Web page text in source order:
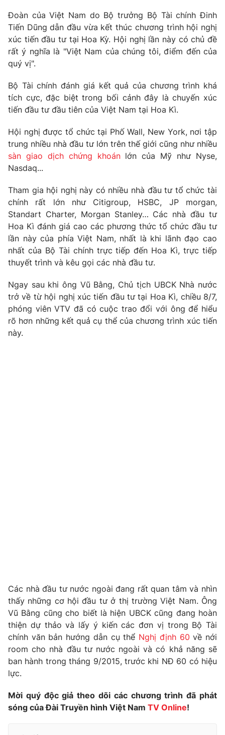
Câu chuyện quốc tế
Thị trường
Góc doanh nghiệp
Dữ liệu và đời sống
Truyền hình
Phim VTV
Hậu trường
Nhân vật
Giải sao mai
Giải trí
Điện ảnh
Âm nhạc
Sao
Đời sống
Làm đẹp
Chất lượng cuộc sống
Giáo dục
Tuyển sinh
Học trực tuyến
Công nghệ
Sản phẩm
Thị trường
Tư vấn
Giao lưu trực tuyến
Lịch phát sóng
Chuyên mục khác
Photo Infographic
Video
Theo dõi báo trên
Cơ quan chủ quản:Đài Truyền hình Việt Nam
Cơ quan báo chí: Thời báo VTV
Giấy phép hoạt động báo in và báo điện tử số 483/GP-BTTTT
cấp ngày 29/12/2023
Phó Tổng Biên tập:
Nguyễn Thị Mỹ Hạnh, Phạm Quốc Thắng,
Nguyễn Trọng Ninh
Đoàn của Việt Nam do Bộ trưởng Bộ Tài chính Đinh
Tiến Dũng dẫn đầu vừa kết thúc chương trình hội nghị
xúc tiến đầu tư tại Hoa Kỳ. Hội nghị lần này có chủ đề
rất ý nghĩa là "Việt Nam của chúng tôi, điểm đến của
quý vị".
Bộ Tài chính đánh giá kết quả của chương trình khá
tích cực, đặc biệt trong bối cảnh đây là chuyến xúc
tiến đầu tư đầu tiên của Việt Nam tại Hoa Kì.
Hội nghị được tổ chức tại Phố Wall, New York, nơi tập
trung nhiều nhà đầu tư lớn trên thế giới cũng như nhiều
sàn giao dịch chứng khoánlớn của Mỹ như Nyse,
Nasdaq...
Tham gia hội nghị này có nhiều nhà đầu tư tổ chức tài
chính rất lớn như Citigroup, HSBC, JP morgan,
Standart Charter, Morgan Stanley… Các nhà đầu tư
Hoa Kì đánh giá cao các phương thức tổ chức đầu tư
lần này của phía Việt Nam, nhất là khi lãnh đạo cao
nhất của Bộ Tài chính trực tiếp đến Hoa Kì, trực tiếp
thuyết trình và kêu gọi các nhà đầu tư.
Ngay sau khi ông Vũ Bằng, Chủ tịch UBCK Nhà nước
trở về từ hội nghị xúc tiến đầu tư tại Hoa Kì, chiều 8/7,
phóng viên VTV đã có cuộc trao đổi với ông để hiểu
rõ hơn những kết quả cụ thể của chương trình xúc tiến
này.
Các nhà đầu tư nước ngoài đang rất quan tâm và nhìn
thấy những cơ hội đầu tư ở thị trường Việt Nam. Ông
Vũ Bằng cũng cho biết là hiện UBCK cũng đang hoàn
thiện dự thảo và lấy ý kiến các đơn vị trong Bộ Tài
chính văn bản hướng dẫn cụ thể Nghị định 60 về nới
room cho nhà đầu tư nước ngoài và có khả năng sẽ
ban hành trong tháng 9/2015, trước khi NĐ 60 có hiệu
lực.
Mời quý độc giả theo dõi các chương trình đã phát
sóng của Đài Truyền hình Việt Nam TV Online!